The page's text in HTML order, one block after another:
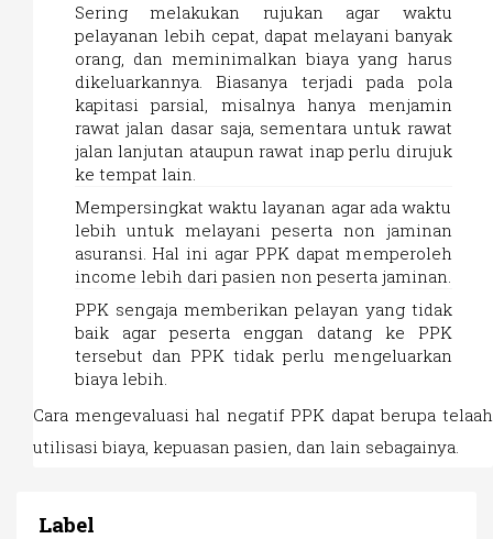
Sering melakukan rujukan agar waktu
pelayanan lebih cepat, dapat melayani banyak
orang, dan meminimalkan biaya yang harus
dikeluarkannya. Biasanya terjadi pada pola
kapitasi parsial, misalnya hanya menjamin
rawat jalan dasar saja, sementara untuk rawat
jalan lanjutan ataupun rawat inap perlu dirujuk
ke tempat lain.
Mempersingkat waktu layanan agar ada waktu
lebih untuk melayani peserta non jaminan
asuransi. Hal ini agar PPK dapat memperoleh
income lebih dari pasien non peserta jaminan.
PPK sengaja memberikan pelayan yang tidak
baik agar peserta enggan datang ke PPK
tersebut dan PPK tidak perlu mengeluarkan
biaya lebih.
Cara mengevaluasi hal negatif PPK dapat berupa telaah
utilisasi biaya, kepuasan pasien, dan lain sebagainya.
Label